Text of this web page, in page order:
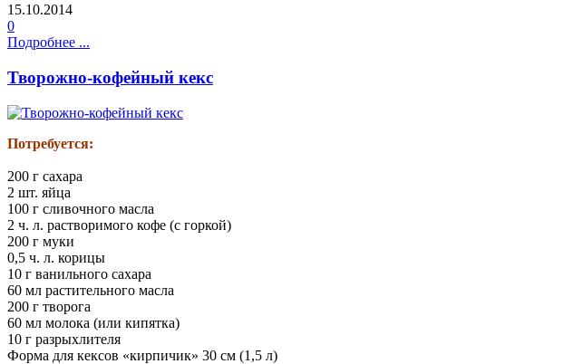
15.10.2014
0
Подробнее ...
Творожно-кофейный кекс
Потребуется:
200 г сахара
2 шт. яйца
100 г сливочного масла
2 ч. л. растворимого кофе (с горкой)
200 г муки
0,5 ч. л. корицы
10 г ванильного сахара
60 мл растительного масла
200 г творога
60 мл молока (или кипятка)
10 г разрыхлителя
Форма для кексов «кирпичик» 30 см (1,5 л)